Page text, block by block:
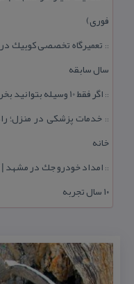
فوری)
::
سال سابقه
:: اگر فقط 10 وسیله بتوانید بخرید، اولویت با كدام تجهیزات است؟
:: خدمات پزشكی در منزل؛
خانه
::
۱۰ سال تجربه